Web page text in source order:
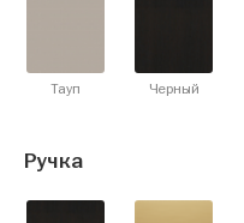
Тауп Черный
Ручка